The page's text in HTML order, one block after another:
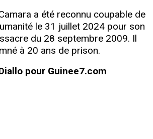
a été reconnu coupable de
le 31 juillet 2024 pour son
du 28 septembre 2009. Il
à 20 ans de prison.
pour Guinee7.com